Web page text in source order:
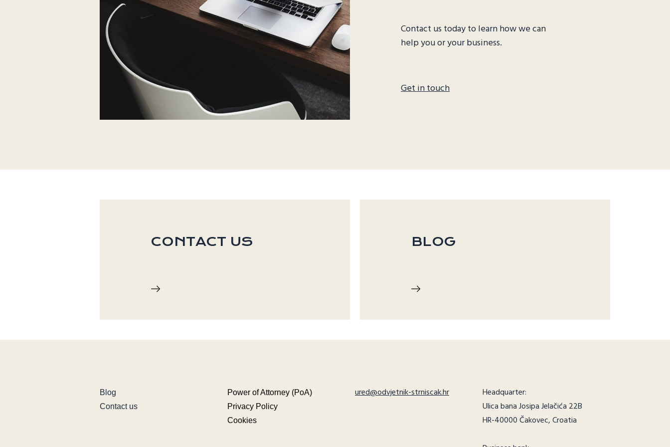
Contact us today to learn how we can
help you or your business.
Get in touch
CONTACT US BLOG
Blog
Contact us
Power of Attorney (PoA)
Privacy Policy
Cookies
ured@odvjetnik-strniscak.hr
Headquarter:
Ulica bana Josipa Jelačića 22B
HR-40000 Čakovec, Croatia